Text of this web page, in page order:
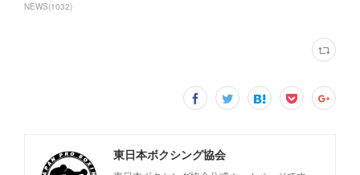
NEWS(1032)
東日本ボクシング協会